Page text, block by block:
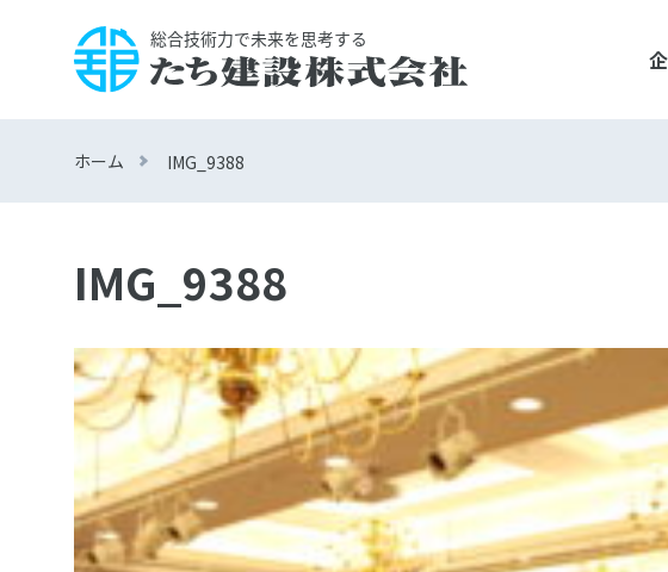
ホーム IMG_9388
IMG_9388